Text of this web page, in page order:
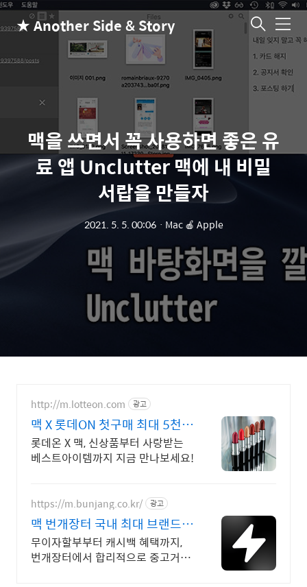
★ Another Side & Story 메
뉴
맥을 쓰면서 꼭 사용하면 좋은 유
료 앱 Unclutter 맥에 내 비밀
서랍을 만들자
2021. 5. 5. 00:06ㆍ Mac 🍎 Apple
http://m.lotteon.com 광고
맥 X 롯데ON 첫구매 최대 5천원
혜택!
롯데온 X 맥, 신상품부터 사랑받는
베스트아이템까지 지금 만나보세요!
https://m.bunjang.co.kr/ 광고
맥 번개장터 국내 최대 브랜드
중고거래
무이자할부부터 캐시백 혜택까지,
번개장터에서 합리적으로 중고거래